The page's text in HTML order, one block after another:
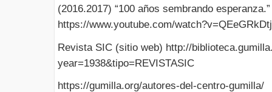
(2016.2017) “100 años sembrando
https://www.youtube.com/
Revista SIC (sitio web) http://
year=1938&tipo=REVISTASIC
https://gumilla.org/autores-del-centro-gumilla/